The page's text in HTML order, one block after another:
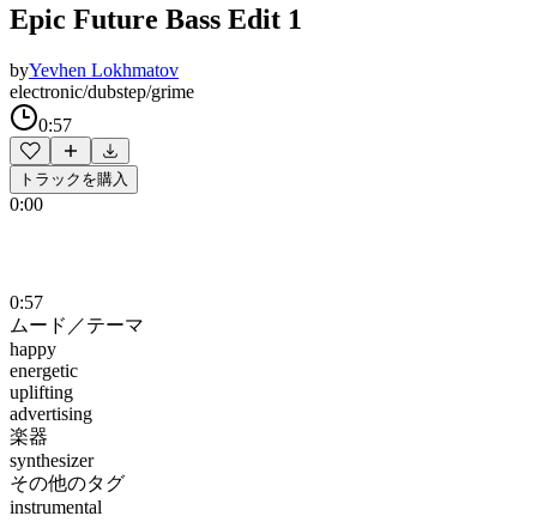
Epic Future Bass Edit 1
byYevhen Lokhmatov
electronic/dubstep/grime
0:57
トラックを購入
0:00
0:57
ムード／テーマ
happy
energetic
uplifting
advertising
楽器
synthesizer
その他のタグ
instrumental